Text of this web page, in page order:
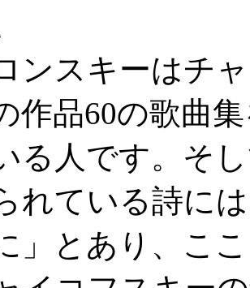
ンスキーはチ
作品60の歌曲
る人です。そ
れている詩に
」とあり、こ